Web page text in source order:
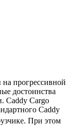
прогрессивной
достоинства
Caddy Cargo
Caddy
При этом